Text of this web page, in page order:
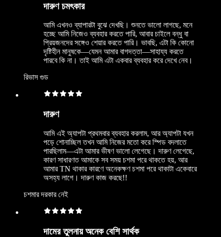
দারুণ চমৎকার
আমি এখনও ব্যাপারটা বুঝে দেখছি। শুনতে ভালো লাগছে, মনে
হচ্ছে আমি নিজেও ব্যবহার করতে পারি, আবার চাইলে বন্ধু বা
প্রিয়জনদের সঙ্গেও শেয়ার করতে পারি। ভাবছি, এটা কি কোনো
দৃষ্টিহীন মানুষকে—যেমন আমার বাগদত্তা—সাহায্য করতে
পারবে কি না। তাই আমি এটা একবার ব্যবহার করে দেখে নেব।
রিভাস গুড
দারুণ
আমি এই অ্যাপটা প্রথমবার ব্যবহার করলাম, আর অ্যাপটা যখন
পড়ে শোনাচ্ছিল তখন আমি নিজের মতো করে স্পিড বদলাতে
পারছিলাম—এটা আমার ভীষণ ভালো লেগেছে। দারুণ লেগেছে,
কারণ সাধারণত আমাকে সব সময় চশমা পরে থাকতে হয়, আর
আমার TN থাকার কারণে অনেকক্ষণ চশমা পরে থাকাটা একেবারে
অসহ্য লাগে। দারুণ কাজ করছে!!
চশমার দরকার নেই
দামের তুলনায় অনেক বেশি সার্থক